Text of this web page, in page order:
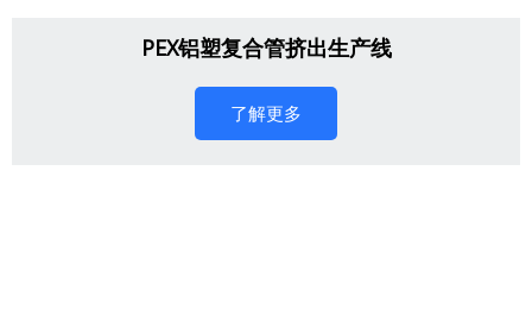
PEX铝塑复合管挤出生产线
了解更多